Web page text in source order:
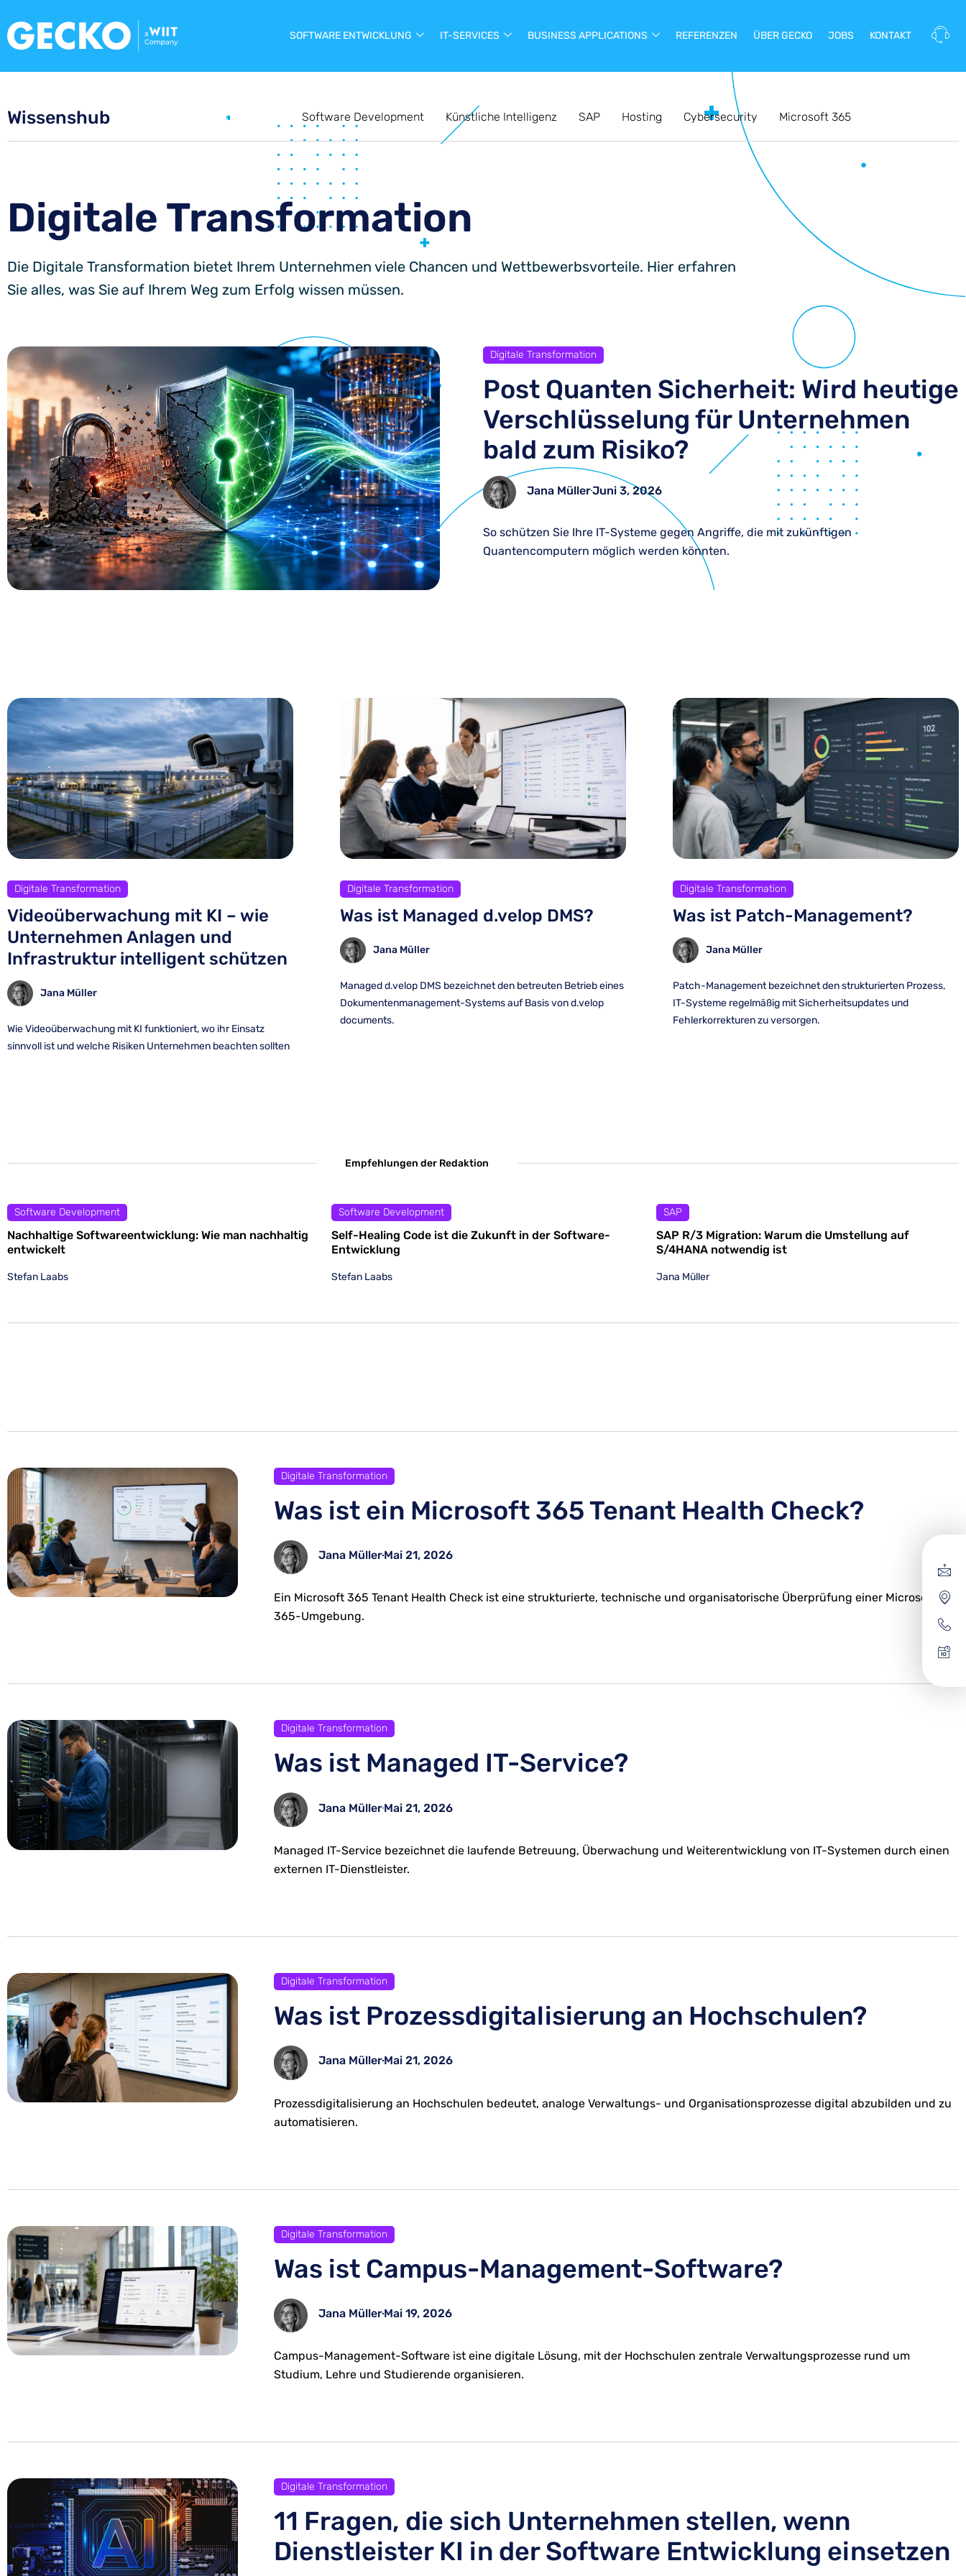
SOFTWARE ENTWICKLUNG IT-SERVICES BUSINESS APPLICATIONS REFERENZEN ÜBER GECKO JOBS KONTAKT
Wissenshub Digitale Transformation Software Development Künstliche Intelligenz SAP Hosting Cybersecurity Microsoft 365
Digitale Transformation
Die Digitale Transformation bietet Ihrem Unternehmen viele Chancen und Wettbewerbsvorteile. Hier erfahren
Sie alles, was Sie auf Ihrem Weg zum Erfolg wissen müssen.
Digitale Transformation
Post Quanten Sicherheit: Wird heutige
Verschlüsselung für Unternehmen
bald zum Risiko?
Jana MüllerJuni 3, 2026
So schützen Sie Ihre IT-Systeme gegen Angriffe, die mit zukünftigen
Quantencomputern möglich werden könnten.
Digitale Transformation
Videoüberwachung mit KI – wie
Unternehmen Anlagen und
Infrastruktur intelligent schützen
Jana Müller
Wie Videoüberwachung mit KI funktioniert, wo ihr Einsatz
sinnvoll ist und welche Risiken Unternehmen beachten sollten
Digitale Transformation
Was ist Managed d.velop DMS?
Jana Müller
Managed d.velop DMS bezeichnet den betreuten Betrieb eines
Dokumentenmanagement-Systems auf Basis von d.velop
documents.
Digitale Transformation
Was ist Patch-Management?
Jana Müller
Patch-Management bezeichnet den strukturierten Prozess,
IT-Systeme regelmäßig mit Sicherheitsupdates und
Fehlerkorrekturen zu versorgen.
Empfehlungen der Redaktion
Software Development
Nachhaltige Softwareentwicklung: Wie man nachhaltig
entwickelt
Stefan Laabs
Software Development
Self-Healing Code ist die Zukunft in der Software-
Entwicklung
Stefan Laabs
SAP
SAP R/3 Migration: Warum die Umstellung auf
S/4HANA notwendig ist
Jana Müller
Digitale Transformation
Was ist ein Microsoft 365 Tenant Health Check?
Jana MüllerMai 21, 2026
Ein Microsoft 365 Tenant Health Check ist eine strukturierte, technische und organisatorische Überprüfung einer Microsoft-
365-Umgebung.
Digitale Transformation
Was ist Managed IT-Service?
Jana MüllerMai 21, 2026
Managed IT-Service bezeichnet die laufende Betreuung, Überwachung und Weiterentwicklung von IT-Systemen durch einen
externen IT-Dienstleister.
Digitale Transformation
Was ist Prozessdigitalisierung an Hochschulen?
Jana MüllerMai 21, 2026
Prozessdigitalisierung an Hochschulen bedeutet, analoge Verwaltungs- und Organisationsprozesse digital abzubilden und zu
automatisieren.
Digitale Transformation
Was ist Campus-Management-Software?
Jana MüllerMai 19, 2026
Campus-Management-Software ist eine digitale Lösung, mit der Hochschulen zentrale Verwaltungsprozesse rund um
Studium, Lehre und Studierende organisieren.
Digitale Transformation
11 Fragen, die sich Unternehmen stellen, wenn
Dienstleister KI in der Software Entwicklung einsetzen